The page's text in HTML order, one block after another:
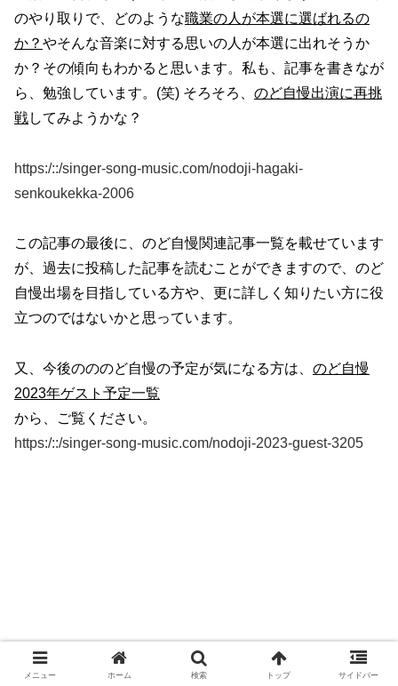
のやり取りで、どのような職業の人が本選に選ばれるの
か？ やそんな音楽に対する思いの人が本選に出れそうか
か？その傾向もわかると思います。私も、記事を書きなが
ら、勉強しています。(笑) そろそろ、 のど自慢出演に再挑
戦してみようかな？
https:/::/singer-song-music.com/nodoji-hagaki-
senkoukekka-2006
この記事の最後に、のど自慢関連記事一覧を載せています
が、過去に投稿した記事を読むことができますので、のど
自慢出場を目指している方や、更に詳しく知りたい方に役
立つのではないかと思っています。
又、今後のののど自慢の予定が気になる方は、 のど自慢
2023年ゲスト予定一覧
から、ご覧ください。
https:/::/singer-song-music.com/nodoji-2023-guest-3205
メニュー ホーム 検索 トップ サイドバー